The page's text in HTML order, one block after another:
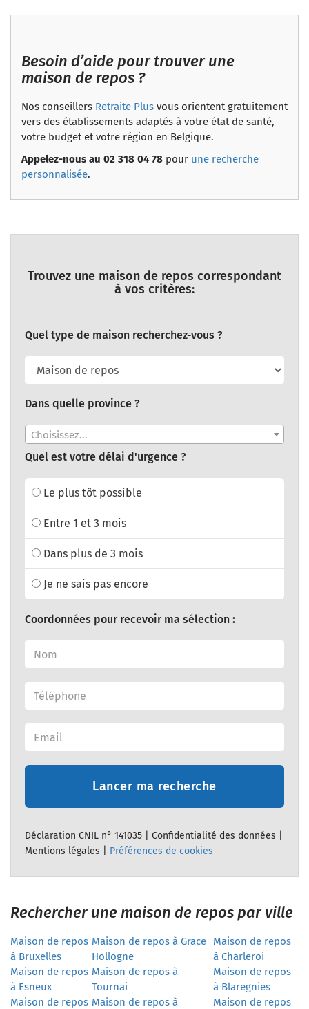
Besoin d’aide pour trouver une
maison de repos ?
Nos conseillers Retraite Plus vous orientent gratuitement
vers des établissements adaptés à votre état de santé,
votre budget et votre région en Belgique.
Appelez-nous au 02 318 04 78 pour une recherche
personnalisée.
Trouvez une maison de repos correspondant
à vos critères:
Quel type de maison recherchez-vous ?
Dans quelle province ?
Choisissez...
Quel est votre délai d'urgence ?
Le plus tôt possible
Entre 1 et 3 mois
Dans plus de 3 mois
Je ne sais pas encore
Coordonnées pour recevoir ma sélection :
Lancer ma recherche
Déclaration CNIL n° 141035 | Confidentialité des données
Mentions légales
Préférences de cookies
Rechercher une maison de repos par ville
Maison de repos
à Bruxelles
Maison de repos à Grace
Hollogne
Maison de repos
à Charleroi
Maison de repos
à Esneux
Maison de repos à
Tournai
Maison de repos
à Blaregnies
Maison de repos Maison de repos à
Maison de repos